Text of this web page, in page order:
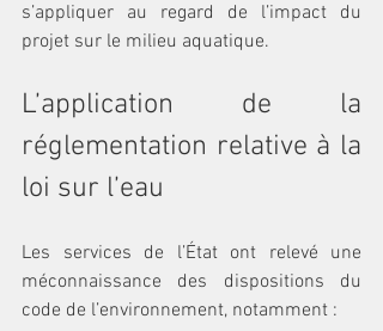
s’appliquer au regard de l’impact du
projet sur le milieu aquatique.
L’application de la
réglementation relative à la
loi sur l’eau
Les services de l’État ont relevé une
méconnaissance des dispositions du
code de l’environnement, notamment :